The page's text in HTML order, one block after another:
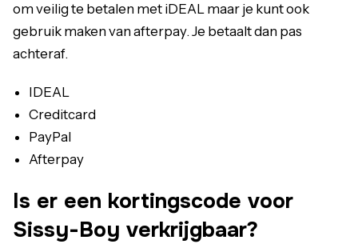
om veilig te betalen met iDEAL maar je kunt ook
gebruik maken van afterpay. Je betaalt dan pas
achteraf.
IDEAL
Creditcard
PayPal
Afterpay
Is er een kortingscode voor
Sissy-Boy verkrijgbaar?